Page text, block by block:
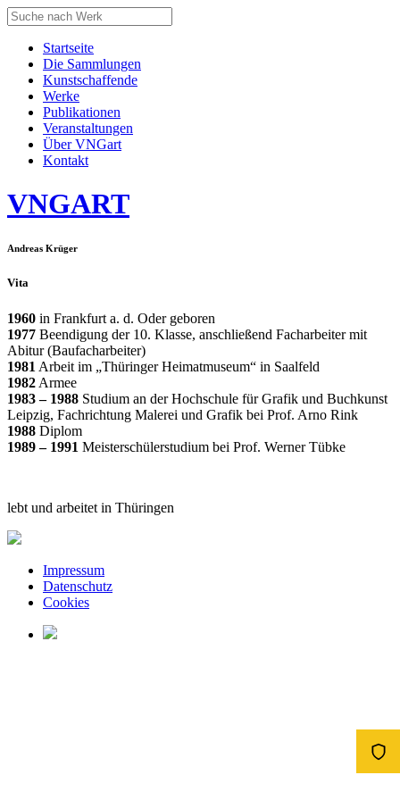
Startseite
Die Sammlungen
Kunstschaffende
Werke
Publikationen
Veranstaltungen
Über VNGart
Kontakt
VNGART
Andreas Krüger
Vita
1960 in Frankfurt a. d. Oder geboren
1977 Beendigung der 10. Klasse, anschließend Facharbeiter mit
Abitur (Baufacharbeiter)
1981 Arbeit im „Thüringer Heimatmuseum“ in Saalfeld
1982 Armee
1983 – 1988 Studium an der Hochschule für Grafik und Buchkunst
Leipzig, Fachrichtung Malerei und Grafik bei Prof. Arno Rink
1988 Diplom
1989 – 1991 Meisterschülerstudium bei Prof. Werner Tübke
lebt und arbeitet in Thüringen
Impressum
Datenschutz
Cookies